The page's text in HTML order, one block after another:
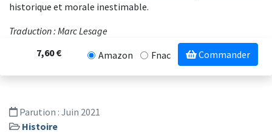
historique et morale inestimable.
Traduction : Marc Lesage
7,60 €
Amazon Fnac Commander
Parution : Juin 2021
Histoire